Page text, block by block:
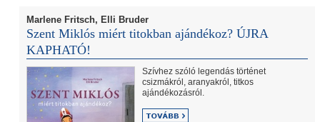
Marlene Fritsch, Elli Bruder
Szent Miklós miért titokban ajándékoz? ÚJRA
KAPHATÓ!
Szívhez szóló legendás történet
csizmákról, aranyakról, titkos
ajándékozásról.